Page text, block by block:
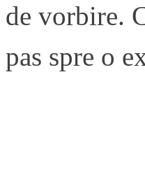
de vorbire.
pas spre o